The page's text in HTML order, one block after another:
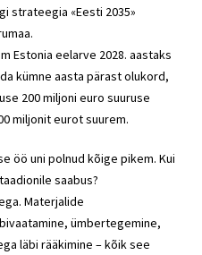
strateegia «Eesti 2035»
Estonia eelarve 2028. aastaks
kümne aasta pärast olukord,
200 miljoni euro suuruse
miljonit eurot suurem.
öö uni polnud kõige pikem. Kui
saabus?
Materjalide
ümbertegemine,
läbi rääkimine – kõik see